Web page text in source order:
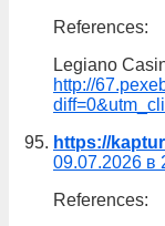
References:
Legiano
http://
https://
09.07.2026 в
References: